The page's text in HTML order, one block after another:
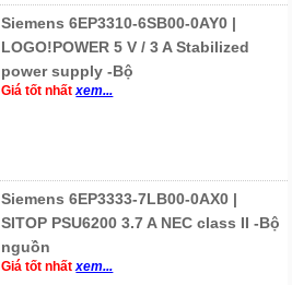
Siemens 6EP3310-6SB00-0AY0 |
LOGO!POWER 5 V / 3 A Stabilized
power supply -Bộ
Giá tốt nhấtxem...
Siemens 6EP3333-7LB00-0AX0 |
SITOP PSU6200 3.7 A NEC class II -Bộ
nguồn
Giá tốt nhấtxem...